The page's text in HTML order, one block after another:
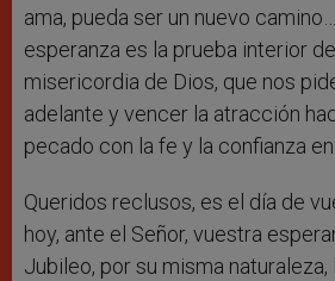
ama, pueda ser un nuevo
esperanza es la prueba interior
misericordia de Dios, que nos
adelante y vencer la atracción
pecado con la fe y la confianza en
Queridos reclusos, es el día de
hoy, ante el Señor, vuestra
Jubileo, por su misma naturaleza,